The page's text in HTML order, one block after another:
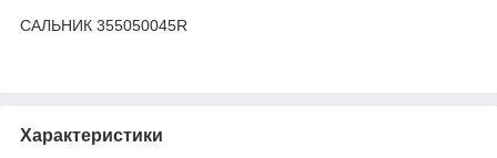
САЛЬНИК 355050045R
Характеристики